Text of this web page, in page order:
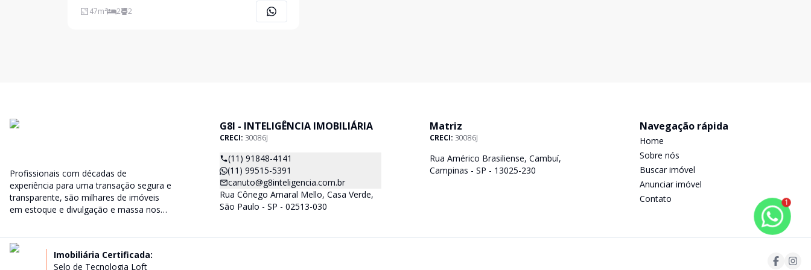
estado, Prédio com portaria 24 hs. Localização
privilegiada em prédio muito bem localizado, a poucos
47m² 2 2
Profissionais com décadas de
experiência para uma transação segura e
transparente, são milhares de imóveis
em estoque e divulgação e massa nos
G8I - INTELIGÊNCIA IMOBILIÁRIA
CRECI: 30086J
(11) 91848-4141
(11) 99515-5391
canuto@g8inteligencia.com.br
Rua Cônego Amaral Mello, Casa Verde,
São Paulo - SP - 02513-030
Matriz
CRECI: 30086J
Rua Américo Brasiliense, Cambuí,
Campinas - SP - 13025-230
Navegação rápida
Home
Sobre nós
Buscar imóvel
Anunciar imóvel
Contato
Imobiliária Certificada:
Selo de Tecnologia Loft
1